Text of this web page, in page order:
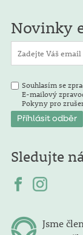
Novinky
Souhlasím se
E-mailový
Pokyny pro
Sledujte
Jsme